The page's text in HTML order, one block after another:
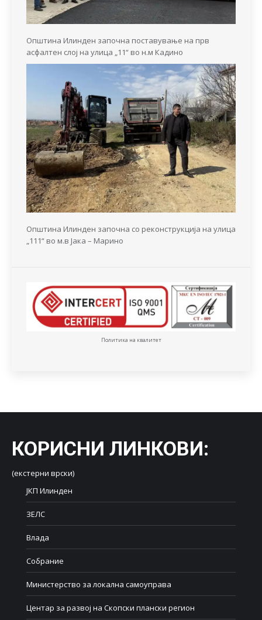
Општина Илинден започна поставување на прв
асфалтен слој на улица „11“ во н.м Кадино
Општина Илинден започна со реконструкција на улица
„111“ во м.в Јака – Марино
Политика на квалитет
КОРИСНИ ЛИНКОВИ:
(екстерни врски)
ЈКП Илинден
ЗЕЛС
Влада
Собрание
Министерство за локална самоуправа
Центар за развој на Скопски плански регион